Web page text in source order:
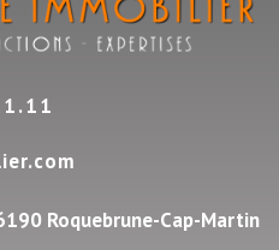
Roquebrune-Cap-Martin